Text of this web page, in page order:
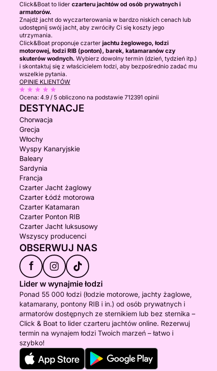
Click&Boat to lider czarteru jachtów od osób prywatnych i
armatorów.
Znajdź jacht do wyczarterowania w bardzo niskich cenach lub
udostępnij swój jacht, aby zwróciły Ci się koszty jego
utrzymania.
Click&Boat proponuje czarter jachtu żeglowego, łodzi
motorowej, łodzi RIB (ponton), barek, katamaranów czy
skuterów wodnych. Wybierz dowolny termin (dzień, tydzień itp.)
i skontaktuj się z właścicielem łodzi, aby bezpośrednio zadać mu
wszelkie pytania.
OPINIE KLIENTÓW
Ocena: 4.9 / 5 obliczono na podstawie 712391 opinii
DESTYNACJE
Chorwacja
Grecja
Włochy
Wyspy Kanaryjskie
Baleary
Sardynia
Francja
Czarter Jacht żaglowy
Czarter Łódź motorowa
Czarter Katamaran
Czarter Ponton RIB
Czarter Jacht luksusowy
Wszyscy producenci
OBSERWUJ NAS
f
Lider w wynajmie łodzi
Ponad 55 000 łodzi (łodzie motorowe, jachty żaglowe,
katamarany, pontony RIB i in.) od osób prywatnych i
armatorów dostępnych ze sternikiem lub bez sternika –
Click & Boat to lider czarteru jachtów online. Rezerwuj
termin na wynajem łodzi Twoich marzeń – łatwo i
szybko!